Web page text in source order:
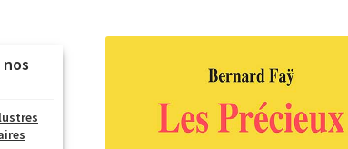
Suivi de la Commande